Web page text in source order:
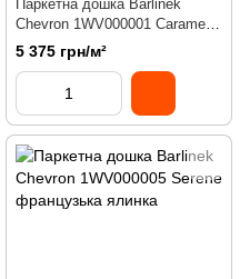
Паркетна дошка Barlinek
Chevron 1WV000001 Caramel
французька ялинка
5 375 грн/м²